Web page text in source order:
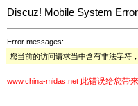
Discuz! Mobile System Error
Error messages:
您当前的访问请求当中含有非法字符
www.china-midas.net 此错误给您带